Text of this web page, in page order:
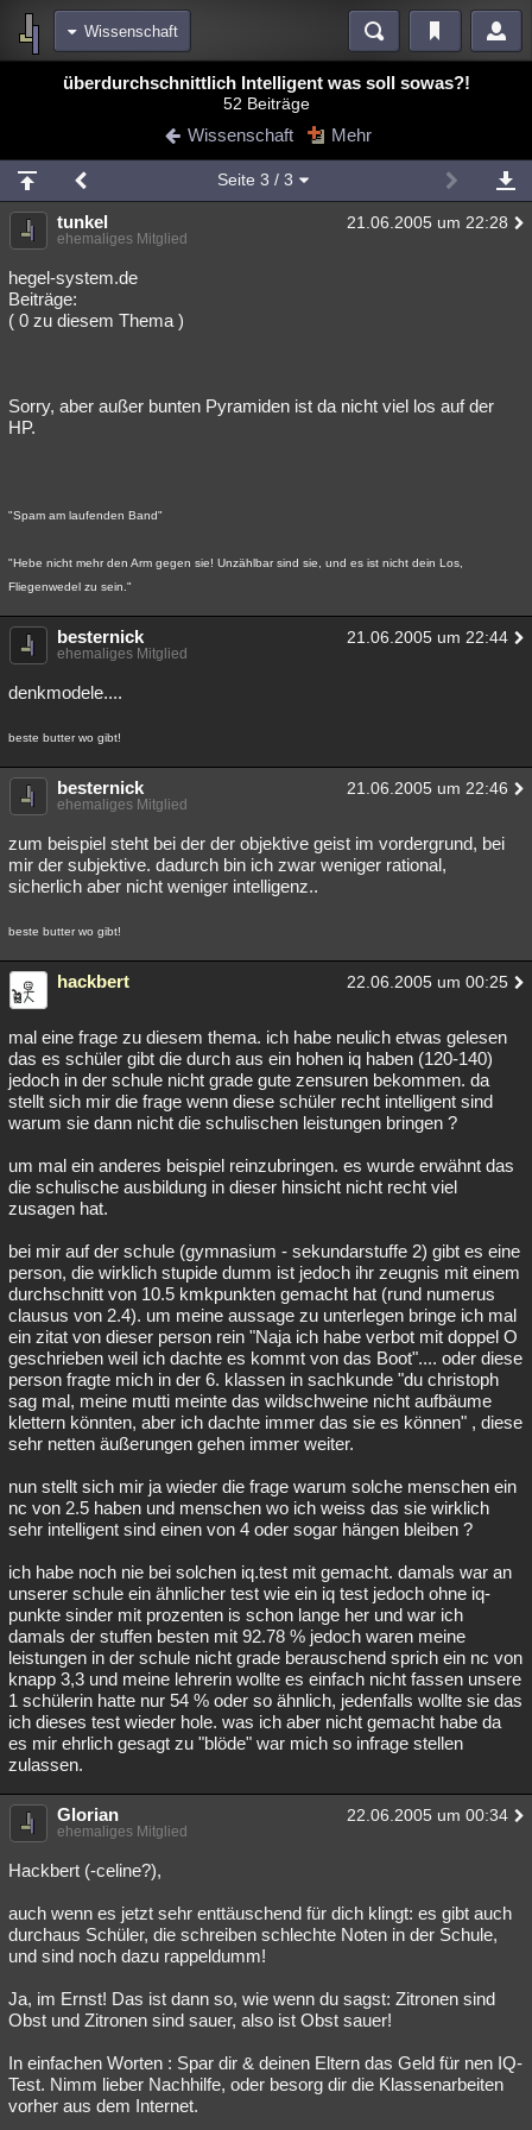
Wissenschaft
Bereiche
Blogs
Chat Wiki Neuigkeiten
meine Rubriken
Menschen Mystery Kriminalfälle
Spiritualität Verschwörungen
Natur Umfragen
Astronomie
Übersichten
Besucht Teilgenommen Alle Neue Geschlossen
überdurchschnittlich Intelligent was soll sowas?!
52 Beiträge
Wissenschaft Mehr
Seite 3 / 3
tunkel 21.06.2005 um 22:28
ehemaliges Mitglied
hegel-system.de
Beiträge:
( 0 zu diesem Thema )
Sorry, aber außer bunten Pyramiden ist da nicht viel los auf der
HP.
"Spam am laufenden Band"
"Hebe nicht mehr den Arm gegen sie! Unzählbar sind sie, und es ist nicht dein Los,
Fliegenwedel zu sein."
besternick 21.06.2005 um 22:44
ehemaliges Mitglied
denkmodele....
beste butter wo gibt!
besternick 21.06.2005 um 22:46
ehemaliges Mitglied
zum beispiel steht bei der der objektive geist im vordergrund, bei
mir der subjektive. dadurch bin ich zwar weniger rational,
sicherlich aber nicht weniger intelligenz..
beste butter wo gibt!
hackbert 22.06.2005 um 00:25
mal eine frage zu diesem thema. ich habe neulich etwas gelesen
das es schüler gibt die durch aus ein hohen iq haben (120-140)
jedoch in der schule nicht grade gute zensuren bekommen. da
stellt sich mir die frage wenn diese schüler recht intelligent sind
warum sie dann nicht die schulischen leistungen bringen ?
um mal ein anderes beispiel reinzubringen. es wurde erwähnt das
die schulische ausbildung in dieser hinsicht nicht recht viel
zusagen hat.
bei mir auf der schule (gymnasium - sekundarstuffe 2) gibt es eine
person, die wirklich stupide dumm ist jedoch ihr zeugnis mit einem
durchschnitt von 10.5 kmkpunkten gemacht hat (rund numerus
clausus von 2.4). um meine aussage zu unterlegen bringe ich mal
ein zitat von dieser person rein "Naja ich habe verbot mit doppel O
geschrieben weil ich dachte es kommt von das Boot".... oder diese
person fragte mich in der 6. klassen in sachkunde "du christoph
sag mal, meine mutti meinte das wildschweine nicht aufbäume
klettern könnten, aber ich dachte immer das sie es können" , diese
sehr netten äußerungen gehen immer weiter.
nun stellt sich mir ja wieder die frage warum solche menschen ein
nc von 2.5 haben und menschen wo ich weiss das sie wirklich
sehr intelligent sind einen von 4 oder sogar hängen bleiben ?
ich habe noch nie bei solchen iq.test mit gemacht. damals war an
unserer schule ein ähnlicher test wie ein iq test jedoch ohne iq-
punkte sinder mit prozenten is schon lange her und war ich
damals der stuffen besten mit 92.78 % jedoch waren meine
leistungen in der schule nicht grade berauschend sprich ein nc von
knapp 3,3 und meine lehrerin wollte es einfach nicht fassen unsere
1 schülerin hatte nur 54 % oder so ähnlich, jedenfalls wollte sie das
ich dieses test wieder hole. was ich aber nicht gemacht habe da
es mir ehrlich gesagt zu "blöde" war mich so infrage stellen
zulassen.
Glorian 22.06.2005 um 00:34
ehemaliges Mitglied
Hackbert (-celine?),
auch wenn es jetzt sehr enttäuschend für dich klingt: es gibt auch
durchaus Schüler, die schreiben schlechte Noten in der Schule,
und sind noch dazu rappeldumm!
Ja, im Ernst! Das ist dann so, wie wenn du sagst: Zitronen sind
Obst und Zitronen sind sauer, also ist Obst sauer!
In einfachen Worten : Spar dir & deinen Eltern das Geld für nen IQ-
Test. Nimm lieber Nachhilfe, oder besorg dir die Klassenarbeiten
vorher aus dem Internet.